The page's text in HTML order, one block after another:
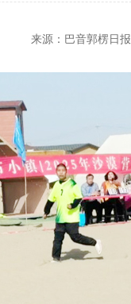
来源： 巴音郭楞日报